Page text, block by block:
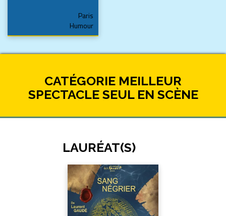
Paris
Humour
CATÉGORIE MEILLEUR
SPECTACLE SEUL EN SCÈNE
LAURÉAT(S)